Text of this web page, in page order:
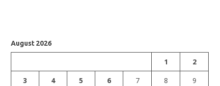
August 2026
1
2
3
4 5 6 7 8
9